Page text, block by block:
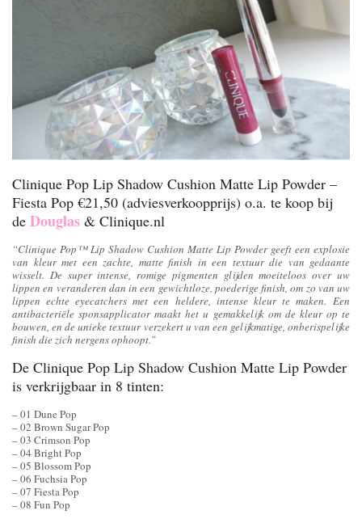
Clinique Pop Lip Shadow Cushion Matte Lip Powder –
Fiesta Pop €21,50 (adviesverkoopprijs) o.a. te koop bij
de Douglas & Clinique.nl
“Clinique Pop™ Lip Shadow Cushion Matte Lip Powder geeft een explosie
van kleur met een zachte, matte finish in een textuur die van gedaante
wisselt. De super intense, romige pigmenten glijden moeiteloos over uw
lippen en veranderen dan in een gewichtloze, poederige finish, om zo van uw
lippen echte eyecatchers met een heldere, intense kleur te maken. Een
antibacteriële sponsapplicator maakt het u gemakkelijk om de kleur op te
bouwen, en de unieke textuur verzekert u van een gelijkmatige, onberispelijke
finish die zich nergens ophoopt.”
De Clinique Pop Lip Shadow Cushion Matte Lip Powder
is verkrijgbaar in 8 tinten:
– 01 Dune Pop
– 02 Brown Sugar Pop
– 03 Crimson Pop
– 04 Bright Pop
– 05 Blossom Pop
– 06 Fuchsia Pop
– 07 Fiesta Pop
– 08 Fun Pop